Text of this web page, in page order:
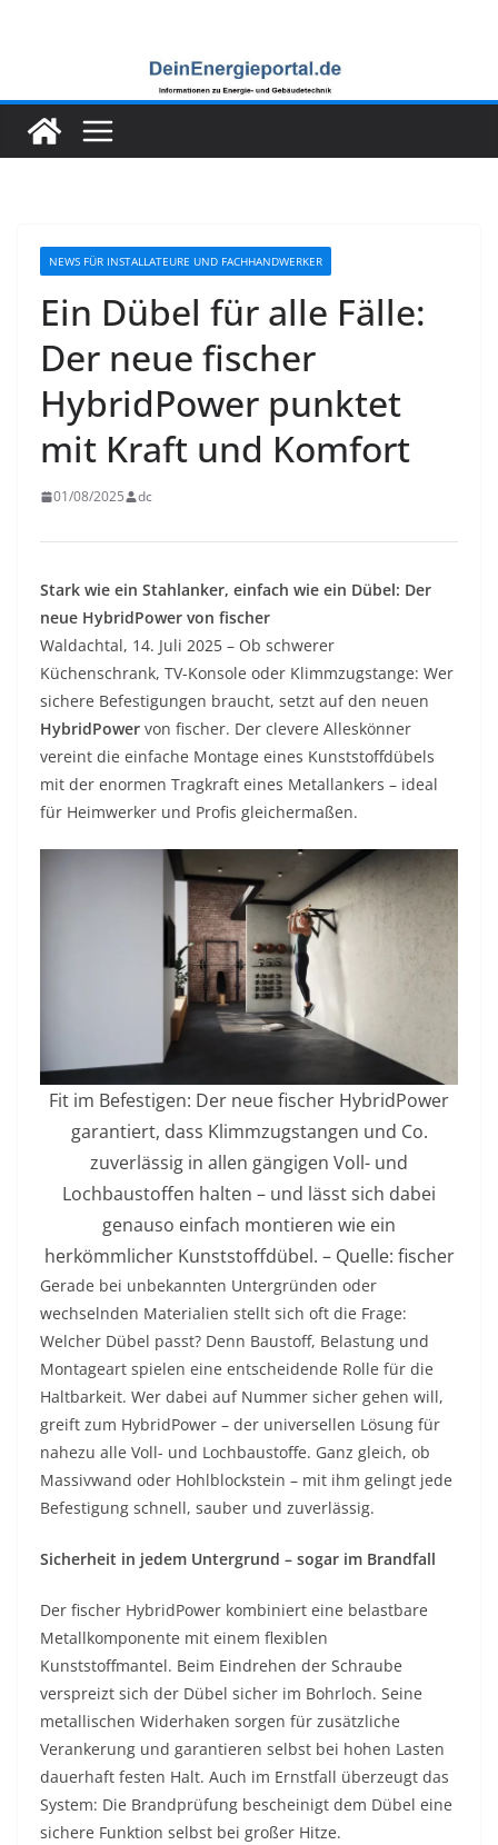
NEWS FÜR INSTALLATEURE UND FACHHANDWERKER
Ein Dübel für alle Fälle:
Der neue fischer
HybridPower punktet
mit Kraft und Komfort
01/08/2025 dc
Stark wie ein Stahlanker, einfach wie ein Dübel: Der
neue HybridPower von fischer
Waldachtal, 14. Juli 2025 – Ob schwerer
Küchenschrank, TV-Konsole oder Klimmzugstange: Wer
sichere Befestigungen braucht, setzt auf den neuen
HybridPower von fischer. Der clevere Alleskönner
vereint die einfache Montage eines Kunststoffdübels
mit der enormen Tragkraft eines Metallankers – ideal
für Heimwerker und Profis gleichermaßen.
Fit im Befestigen: Der neue fischer HybridPower
garantiert, dass Klimmzugstangen und Co.
zuverlässig in allen gängigen Voll- und
Lochbaustoffen halten – und lässt sich dabei
genauso einfach montieren wie ein
herkömmlicher Kunststoffdübel. – Quelle: fischer
Gerade bei unbekannten Untergründen oder
wechselnden Materialien stellt sich oft die Frage:
Welcher Dübel passt? Denn Baustoff, Belastung und
Montageart spielen eine entscheidende Rolle für die
Haltbarkeit. Wer dabei auf Nummer sicher gehen will,
greift zum HybridPower – der universellen Lösung für
nahezu alle Voll- und Lochbaustoffe. Ganz gleich, ob
Massivwand oder Hohlblockstein – mit ihm gelingt jede
Befestigung schnell, sauber und zuverlässig.
Sicherheit in jedem Untergrund – sogar im Brandfall
Der fischer HybridPower kombiniert eine belastbare
Metallkomponente mit einem flexiblen
Kunststoffmantel. Beim Eindrehen der Schraube
verspreizt sich der Dübel sicher im Bohrloch. Seine
metallischen Widerhaken sorgen für zusätzliche
Verankerung und garantieren selbst bei hohen Lasten
dauerhaft festen Halt. Auch im Ernstfall überzeugt das
System: Die Brandprüfung bescheinigt dem Dübel eine
sichere Funktion selbst bei großer Hitze.